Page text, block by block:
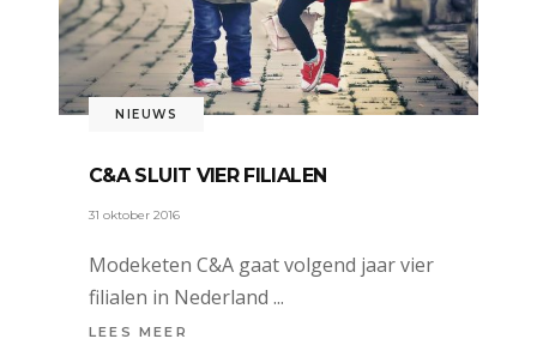
NIEUWS
C&A SLUIT VIER FILIALEN
31 oktober 2016
Modeketen C&A gaat volgend jaar vier
filialen in Nederland
LEES MEER